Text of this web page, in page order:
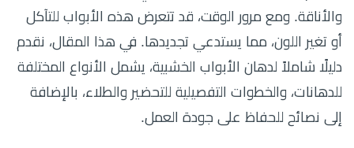
والأناقة. ومع مرور الوقت، قد تتعرض هذه الأبواب للتآكل
أو تغير اللون، مما يستدعي تجديدها. في هذا المقال، نقدم
دليلًا شاملاً لدهان الأبواب الخشبية، يشمل الأنواع المختلفة
للدهانات، والخطوات التفصيلية للتحضير والطلاء، بالإضافة
إلى نصائح للحفاظ على جودة العمل.